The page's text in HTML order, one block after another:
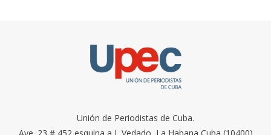
Unión de Periodistas de Cuba.